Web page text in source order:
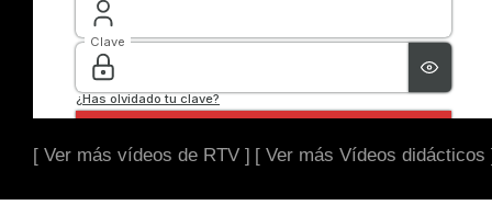
[ Ver más vídeos de RTV ] [ Ver más Vídeos didácticos